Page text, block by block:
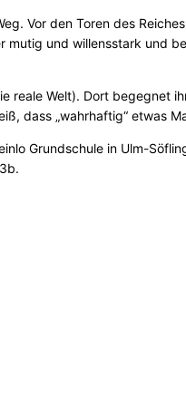
Vor den Toren des
und willensstark und
reale Welt). Dort begegnet
dass „wahrhaftig“ etwas
Grundschule in Ulm-